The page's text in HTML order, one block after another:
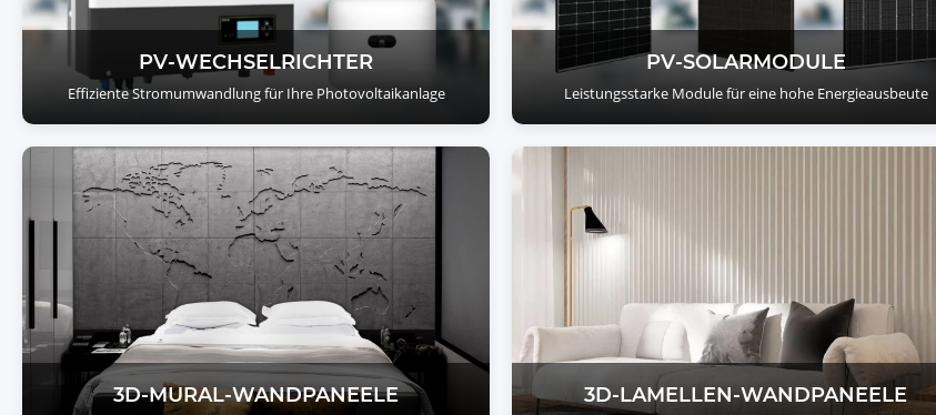
PV-WECHSELRICHTER
Effiziente Stromumwandlung für Ihre Photovoltaikanlage
PV-SOLARMODULE
Leistungsstarke Module für eine hohe Energieausbeute
3D-MURAL-WANDPANEELE 3D-LAMELLEN-WANDPANEELE